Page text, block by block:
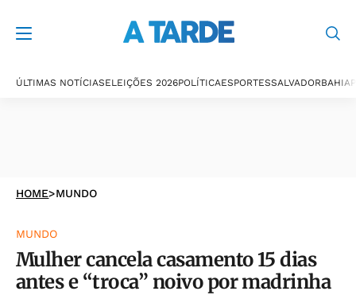
ÚLTIMAS NOTÍCIASELEIÇÕES 2026POLÍTICAESPORTESSALVADORBAHIA
HOME>MUNDO
MUNDO
Mulher cancela casamento 15 dias
antes e “troca” noivo por madrinha